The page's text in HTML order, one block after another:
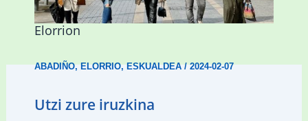
presentzia indartu du Abadiñon eta
Elorrion
ABADIÑO,ELORRIO,ESKUALDEA/2024-02-07
Utzi zure iruzkina